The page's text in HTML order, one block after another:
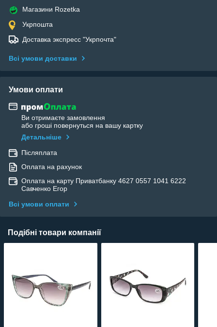
Магазини Rozetka
Укрпошта
Доставка экспресс "Укрпочта"
Всі умови доставки
Умови оплати
Ви отримаєте замовлення
або гроші повернуться на вашу картку
Детальніше
Післяплата
Оплата на рахунок
Оплата на карту Приватбанку 4627 0557 1041 6222
Савченко Егор
Всі умови оплати
Подібні товари компанії